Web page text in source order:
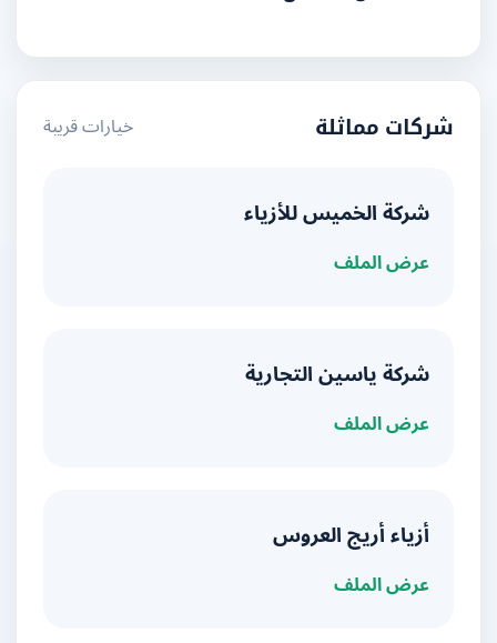
شركات مماثلة خيارات قريبة
شركة الخميس للأزياء
عرض الملف
شركة ياسين التجارية
عرض الملف
أزياء أريج العروس
عرض الملف